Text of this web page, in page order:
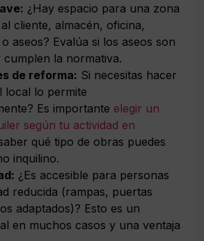
¿Hay espacio para una zona
cliente, almacén, oficina,
aseos? Evalúa si los aseos son
cumplen la normativa.
de reforma: Si necesitas hacer
local lo permite
Es importante elegir un
según tu actividad en
qué tipo de obras puedes
inquilino.
¿Es accesible para personas
reducida (rampas, puertas
adaptados)? Esto es un
en muchos casos y una ventaja